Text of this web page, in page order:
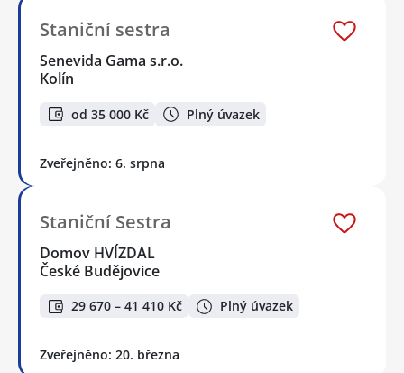
Staniční sestra
Senevida Gama s.r.o.
Kolín
od 35 000 Kč Plný úvazek
Zveřejněno: 6. srpna
Staniční Sestra
Domov HVÍZDAL
České Budějovice
29 670 – 41 410 Kč Plný úvazek
Zveřejněno: 20. března